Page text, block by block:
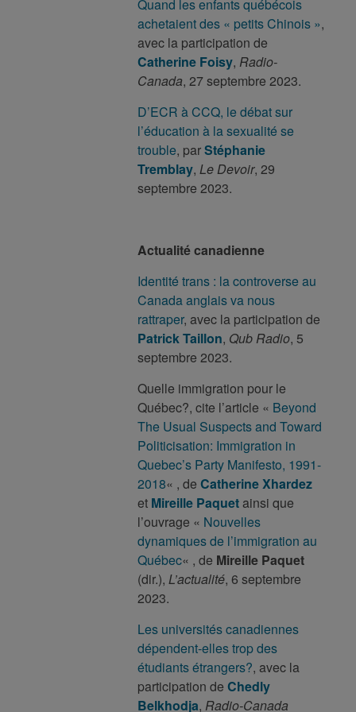
Quand les enfants québécois
achetaient des « petits Chinois »,
avec la participation de
Catherine Foisy, Radio-
Canada, 27 septembre 2023.
D’ECR à CCQ, le débat sur
l’éducation à la sexualité se
trouble, parStéphanie
Tremblay, Le Devoir, 29
septembre 2023.
Actualité canadienne
Identité trans : la controverse au
Canada anglais va nous
rattraper, avec la participation de
Patrick Taillon, Qub Radio, 5
septembre 2023.
Quelle immigration pour le
Québec?, cite l’article « Beyond
The Usual Suspects and Toward
Politicisation: Immigration in
Quebec’s Party Manifesto, 1991-
2018« , de Catherine Xhardez
et Mireille Paquetainsi que
l’ouvrage « Nouvelles
dynamiques de l’immigration au
Québec« , de Mireille Paquet
(dir.), L’actualité, 6 septembre
2023.
Les universités canadiennes
dépendent-elles trop des
étudiants étrangers?, avec la
participation de Chedly
Belkhodja, Radio-Canada